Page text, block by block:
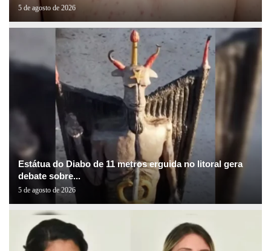
5 de agosto de 2026
Estátua do Diabo de 11 metros erguida no litoral gera
debate sobre...
5 de agosto de 2026